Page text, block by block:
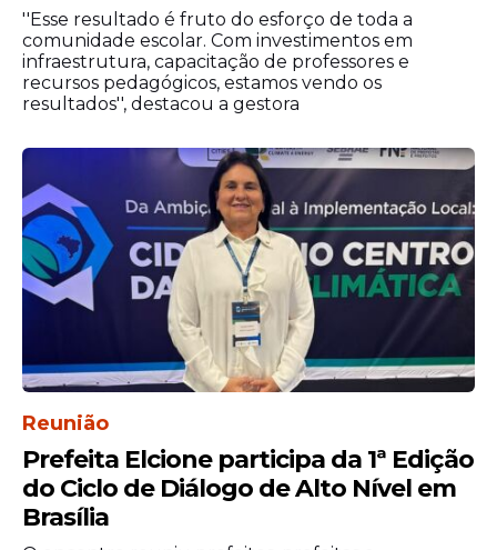
''Esse resultado é fruto do esforço de toda a
comunidade escolar. Com investimentos em
infraestrutura, capacitação de professores e
recursos pedagógicos, estamos vendo os
resultados'', destacou a gestora
Reunião
Prefeita Elcione participa da 1ª Edição
do Ciclo de Diálogo de Alto Nível em
Brasília